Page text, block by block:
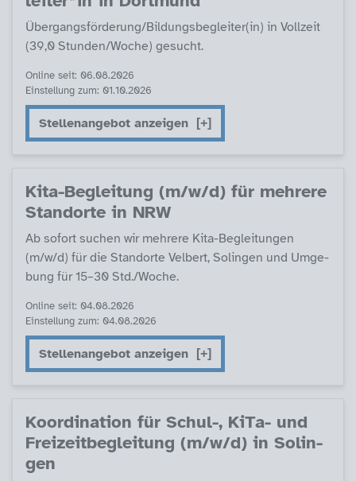
Über­gangs­för­de­rung/Bil­dungs­be­g­lei­ter(in) in Voll­zeit
(39,0 Stun­­den/Wo­che) ge­sucht.
Online seit: 06.08.2026
Einstellung zum: 01.10.2026
Stellenangebot anzeigen
Ki­ta-Be­g­lei­tung (m/w/d) für meh­re­re
Stand­or­te in NRW
Ab so­fort su­chen wir meh­re­re Ki­ta-Be­g­lei­tun­gen
(m/w/d) für die Stand­or­te Vel­bert, So­lin­gen und Um­ge­
bung für 15–30 Std./Wo­che.
Online seit: 04.08.2026
Einstellung zum: 04.08.2026
Stellenangebot anzeigen
Ko­or­di­na­ti­on für Schul-, Ki­Ta- und
Frei­zeit­be­g­lei­tung (m/w/d) in So­lin­
gen